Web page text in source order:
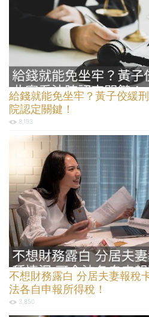
給錢就能免坐牢？黃子佼緩
院認定關鍵！
8,193
不想財務露白 分居夫妻報稅
法各自申報所得稅！
3,850